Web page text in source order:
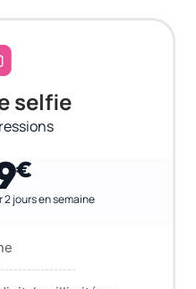
selfie
€
2 jours en semaine